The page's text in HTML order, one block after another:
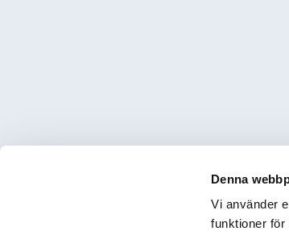
Denna
Vi använder
funktioner för